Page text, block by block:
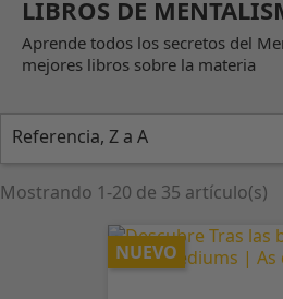
LIBROS DE
Aprende todos los secretos del
mejores libros sobre la materia
Referencia, Z a A
Mostrando 1-20 de 35 artículo(s)
NUEVO